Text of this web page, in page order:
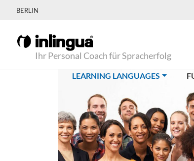
BERLIN
Ihr Personal Coach für Spracherfolg
LEARNING LANGUAGES